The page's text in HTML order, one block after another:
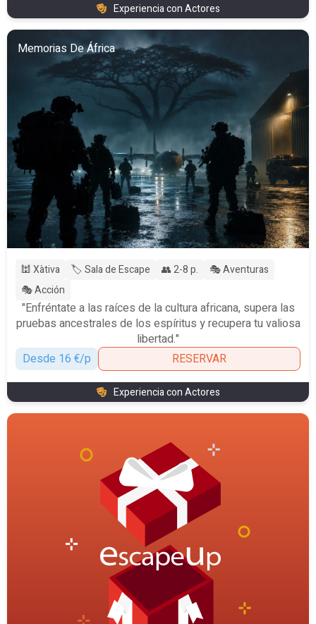
Experiencia con Actores
Memorias De África
🕍 Xàtiva 🏷️ Sala de Escape 👥 2-8 p.
🎭 Aventuras
🎭 Acción
"Enfréntate a las raíces de la cultura africana, supera las
pruebas ancestrales de los espíritus y recupera tu valiosa
libertad."
Desde 16 €/p
RESERVAR
Experiencia con Actores